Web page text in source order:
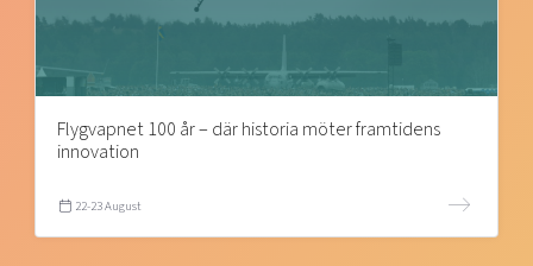
Flygvapnet 100 år – där historia möter framtidens
innovation
22-23 August